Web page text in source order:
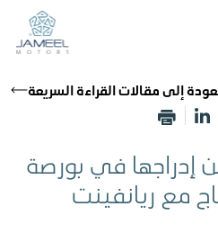
إلى مقالات القراءة السريعة
إدراجها في بورصة
مع ريانفينت